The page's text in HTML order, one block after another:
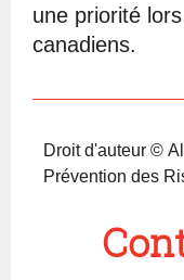
une priorité
canadiens.
Droit d'auteur ©
Prévention des